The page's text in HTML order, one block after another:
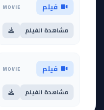
فيلم MOVIE
مشاهدة الفيلم
فيلم MOVIE
مشاهدة الفيلم